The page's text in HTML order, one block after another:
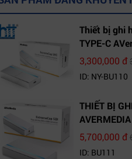
Thiết bị ghi
TYPE-C
3,300,000 đ
ID: NY-BU110
THIẾT BỊ
5,700,000 đ
ID: BU111